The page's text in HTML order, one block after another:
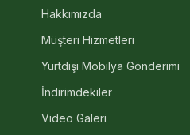
Hakkımızda
Müşteri Hizmetleri
Yurtdışı Mobilya Gönderimi
İndirimdekiler
Video Galeri